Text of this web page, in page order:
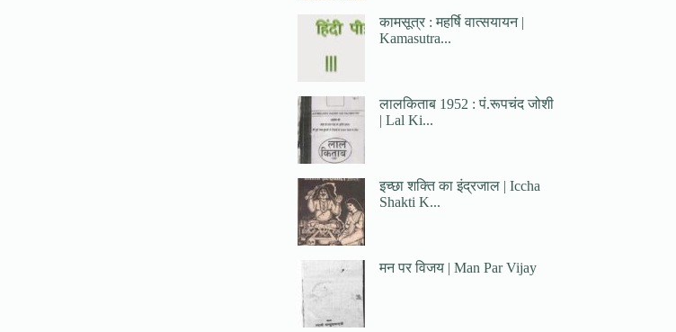
कामसूत्र : महर्षि वात्सयायन |
Kamasutra...
लालकिताब 1952 : पं.रूपचंद जोशी
| Lal Ki...
इच्छा शक्ति का इंद्रजाल | Iccha
Shakti K...
मन पर विजय | Man Par Vijay